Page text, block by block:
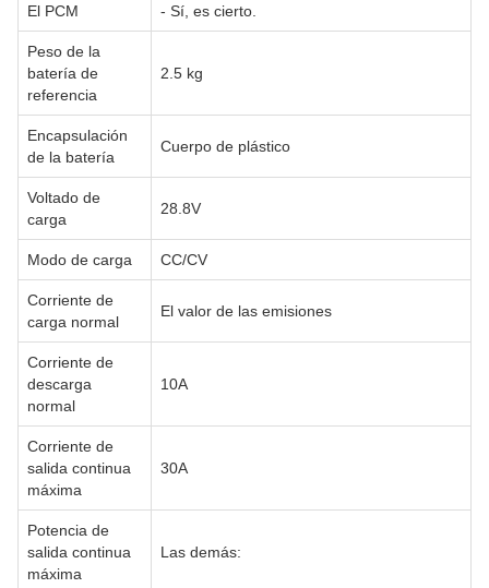
El PCM - Sí, es cierto.
Peso de la
batería de
referencia
2.5 kg
Encapsulación
de la batería
Cuerpo de plástico
Voltado de
carga
28.8V
Modo de carga CC/CV
Corriente de
carga normal
El valor de las emisiones
Corriente de
descarga
normal
10A
Corriente de
salida continua
máxima
30A
Potencia de
salida continua
máxima
Las demás: